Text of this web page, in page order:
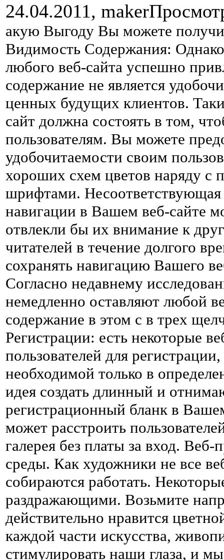
24.04.2011, maker
акую Выгоду Вы можете
Видимость Содержания:
любого веб-сайта успешно
содержание не является
ценных будущих клиентов.
сайт должна состоять в том,
пользователям. Вы можете
удобочитаемости своим
хороших схем цветов наряду
шрифтами.
навигации в Вашем веб-сайте
отвлекли бы их внимание к
читателей в течение долгого
сохранять навигацию Вашего
Согласно недавнему
немедленно оставляют любой
содержание в этом с в трех
Регистрации: есть некоторые
пользователей для
необходимой только в
идея создать длинный и
регистрационный бланк в
может расстроить
галерея без платы за вход.
среды. Как художники не все
собираются работать.
раздражающими. Возьмите
действительно нравится
каждой части искусства,
стимулировать наши глаза, и